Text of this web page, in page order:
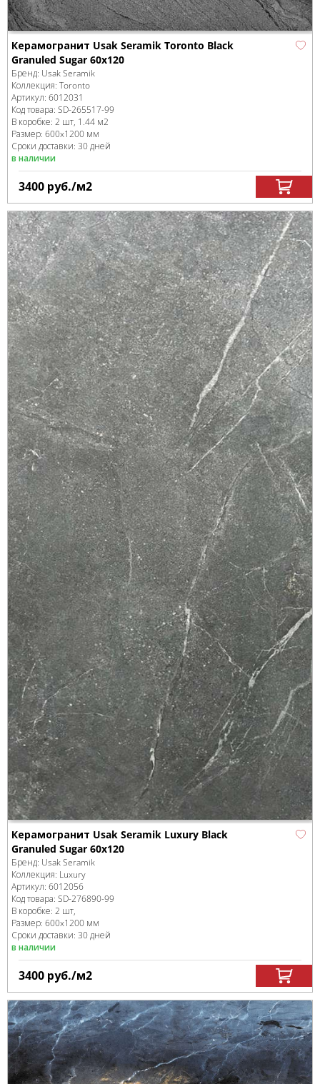
Керамогранит Usak Seramik Toronto Black
Granuled Sugar 60x120
Бренд: Usak Seramik
Коллекция: Toronto
Артикул: 6012031
Код товара: SD-265517-99
В коробке: 2 шт, 1.44 м2
Размер: 600x1200 мм
Сроки доставки: 30 дней
в наличии
3400 руб./м2
Керамогранит Usak Seramik Luxury Black
Granuled Sugar 60x120
Бренд: Usak Seramik
Коллекция: Luxury
Артикул: 6012056
Код товара: SD-276890-99
В коробке: 2 шт,
Размер: 600x1200 мм
Сроки доставки: 30 дней
в наличии
3400 руб./м2